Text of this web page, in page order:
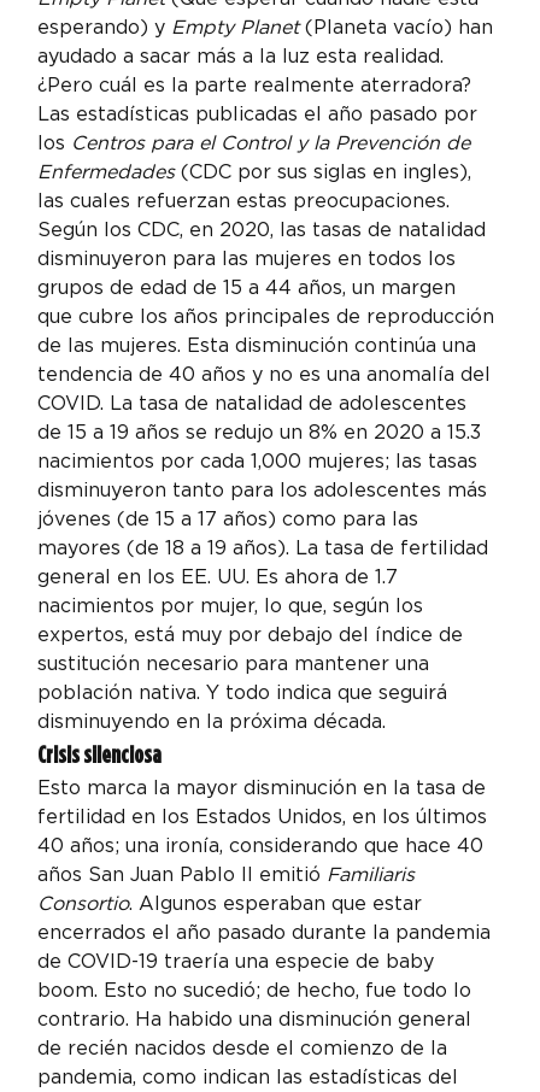
esperando) y Empty Planet (Planeta vacío) han
ayudado a sacar más a la luz esta realidad.
¿Pero cuál es la parte realmente aterradora?
Las estadísticas publicadas el año pasado por
los Centros para el Control y la Prevención de
Enfermedades (CDC por sus siglas en ingles),
las cuales refuerzan estas preocupaciones.
Según los CDC, en 2020, las tasas de natalidad
disminuyeron para las mujeres en todos los
grupos de edad de 15 a 44 años, un margen
que cubre los años principales de reproducción
de las mujeres. Esta disminución continúa una
tendencia de 40 años y no es una anomalía del
COVID. La tasa de natalidad de adolescentes
de 15 a 19 años se redujo un 8% en 2020 a 15.3
nacimientos por cada 1,000 mujeres; las tasas
disminuyeron tanto para los adolescentes más
jóvenes (de 15 a 17 años) como para las
mayores (de 18 a 19 años). La tasa de fertilidad
general en los EE. UU. Es ahora de 1.7
nacimientos por mujer, lo que, según los
expertos, está muy por debajo del índice de
sustitución necesario para mantener una
población nativa. Y todo indica que seguirá
disminuyendo en la próxima década.
Crisis silenciosa
Esto marca la mayor disminución en la tasa de
fertilidad en los Estados Unidos, en los últimos
40 años; una ironía, considerando que hace 40
años San Juan Pablo II emitió Familiaris
Consortio. Algunos esperaban que estar
encerrados el año pasado durante la pandemia
de COVID-19 traería una especie de baby
boom. Esto no sucedió; de hecho, fue todo lo
contrario. Ha habido una disminución general
de recién nacidos desde el comienzo de la
pandemia, como indican las estadísticas del